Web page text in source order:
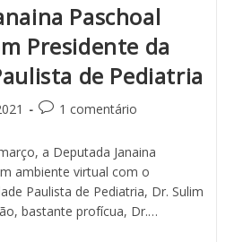
Paschoal
Presidente da
de Pediatria
1 comentário
a Deputada Janaina
ambiente virtual com o
Paulista de Pediatria, Dr. Sulim
bastante profícua, Dr.…